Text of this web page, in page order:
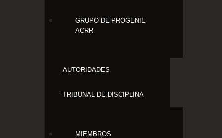
GRUPO DE PROGENIE
ACRR
AUTORIDADES
TRIBUNAL DE DISCIPLINA
MIEMBROS